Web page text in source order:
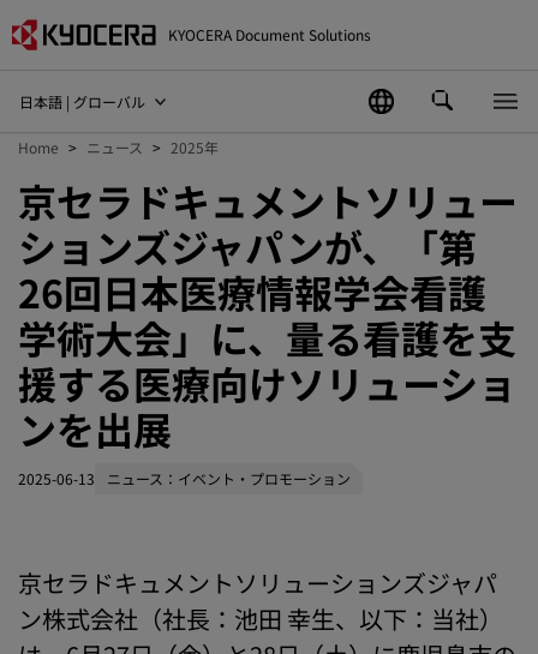
KYOCERA Document Solutions
日本語 | グローバル
Home ニュース 2025年
京セラドキュメントソリュー
ションズジャパンが、「第
26回日本医療情報学会看護
学術大会」に、量る看護を支
援する医療向けソリューショ
ンを出展
2025-06-13 ニュース：イベント・プロモーション
京セラドキュメントソリューションズジャパ
ン株式会社（社長：池田 幸生、以下：当社）